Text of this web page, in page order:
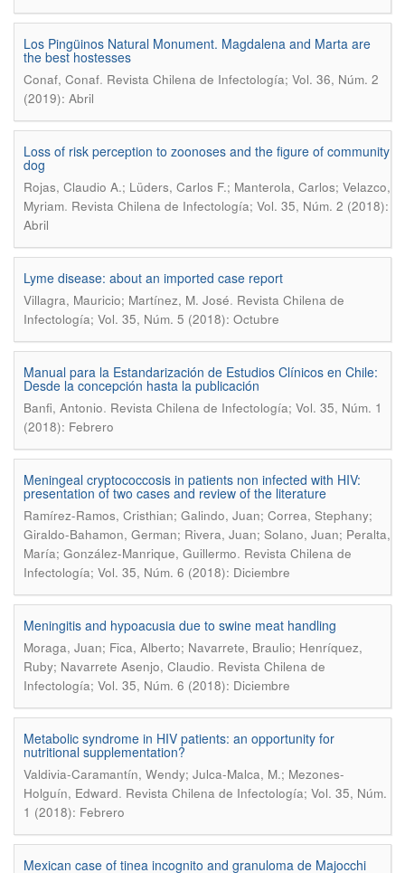
Los Pingüinos Natural Monument. Magdalena and Marta are
the best hostesses
Conaf, Conaf. Revista Chilena de Infectología; Vol. 36, Núm. 2
(2019): Abril
Loss of risk perception to zoonoses and the figure of community
dog
Rojas, Claudio A.; Lüders, Carlos F.; Manterola, Carlos; Velazco,
Myriam. Revista Chilena de Infectología; Vol. 35, Núm. 2 (2018):
Abril
Lyme disease: about an imported case report
Villagra, Mauricio; Martínez, M. José. Revista Chilena de
Infectología; Vol. 35, Núm. 5 (2018): Octubre
Manual para la Estandarización de Estudios Clínicos en Chile:
Desde la concepción hasta la publicación
Banfi, Antonio. Revista Chilena de Infectología; Vol. 35, Núm. 1
(2018): Febrero
Meningeal cryptococcosis in patients non infected with HIV:
presentation of two cases and review of the literature
Ramírez-Ramos, Cristhian; Galindo, Juan; Correa, Stephany;
Giraldo-Bahamon, German; Rivera, Juan; Solano, Juan; Peralta,
María; González-Manrique, Guillermo. Revista Chilena de
Infectología; Vol. 35, Núm. 6 (2018): Diciembre
Meningitis and hypoacusia due to swine meat handling
Moraga, Juan; Fica, Alberto; Navarrete, Braulio; Henríquez,
Ruby; Navarrete Asenjo, Claudio. Revista Chilena de
Infectología; Vol. 35, Núm. 6 (2018): Diciembre
Metabolic syndrome in HIV patients: an opportunity for
nutritional supplementation?
Valdivia-Caramantín, Wendy; Julca-Malca, M.; Mezones-
Holguín, Edward. Revista Chilena de Infectología; Vol. 35, Núm.
1 (2018): Febrero
Mexican case of tinea incognito and granuloma de Majocchi